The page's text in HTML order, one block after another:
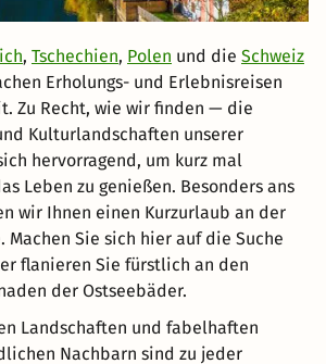
, Tschechien, Polen und die Schweiz
Erholungs- und Erlebnisreisen
Zu Recht, wie wir finden — die
Kulturlandschaften unserer
hervorragend, um kurz mal
Leben zu genießen. Besonders ans
wir Ihnen einen Kurzurlaub an der
Machen Sie sich hier auf die Suche
flanieren Sie fürstlich an den
der Ostseebäder.
Landschaften und fabelhaften
Nachbarn sind zu jeder